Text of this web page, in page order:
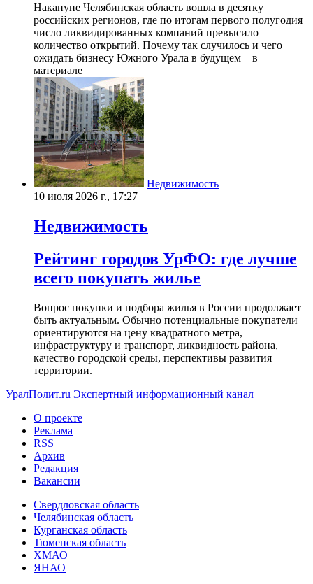
Накануне Челябинская область вошла в десятку
российских регионов, где по итогам первого полугодия
число ликвидированных компаний превысило
количество открытий. Почему так случилось и чего
ожидать бизнесу Южного Урала в будущем – в
материале
Недвижимость
10 июля 2026 г., 17:27
Недвижимость
Рейтинг городов УрФО: где лучше
всего покупать жилье
Вопрос покупки и подбора жилья в России продолжает
быть актуальным. Обычно потенциальные покупатели
ориентируются на цену квадратного метра,
инфраструктуру и транспорт, ликвидность района,
качество городской среды, перспективы развития
территории.
УралПолит.ru Экспертный информационный канал
О проекте
Реклама
RSS
Архив
Редакция
Вакансии
Свердловская область
Челябинская область
Курганская область
Тюменская область
ХМАО
ЯНАО